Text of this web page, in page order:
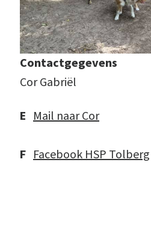
Contactgegevens
Cor Gabriël
E Mail naar Cor
F Facebook HSP Tolberg